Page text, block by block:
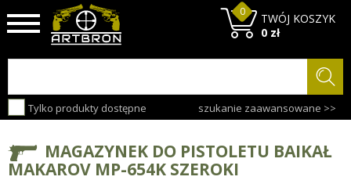
Tylko produkty dostępne szukanie zaawansowane >>
TWÓJ KOSZYK
0
0 zł
MAGAZYNEK DO PISTOLETU BAIKAŁ
MAKAROV MP-654K SZEROKI